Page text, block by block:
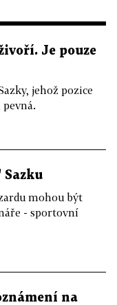
Je pouze
jehož pozice
Sazku
mohou být
- sportovní
na